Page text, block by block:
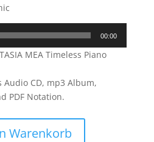
00:00
MEA Timeless Piano
CD, mp3 Album,
PDF Notation.
Warenkorb